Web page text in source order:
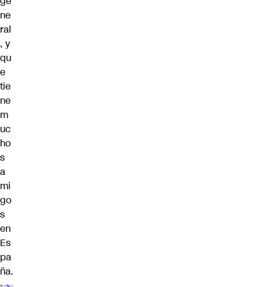
ne
ral
, y
qu
e
tie
ne
m
uc
ho
s
a
mi
go
s
en
Es
pa
ña.